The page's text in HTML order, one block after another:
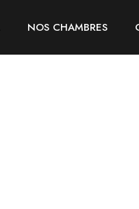
NOS CHAMBRES